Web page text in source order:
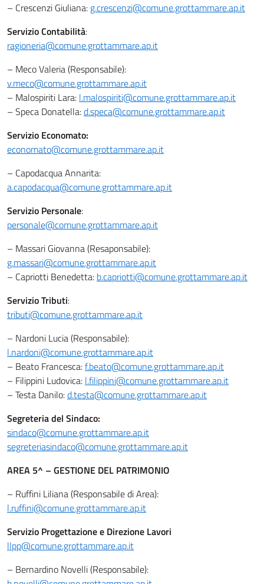
– Crescenzi Giuliana: g.crescenzi@comune.grottammare.ap.it
Servizio Contabilità:
ragioneria@comune.grottammare.ap.it
– Meco Valeria (Responsabile):
v.meco@comune.grottammare.ap.it
– Malospiriti Lara: l.malospiriti@comune.grottammare.ap.it
– Speca Donatella:d.speca@comune.grottammare.ap.it
Servizio Economato:
economato@comune.grottammare.ap.it
– Capodacqua Annarita:
a.capodacqua@comune.grottammare.ap.it
Servizio Personale:
personale@comune.grottammare.ap.it
– Massari Giovanna (Resaponsabile):
g.massari@comune.grottammare.ap.it
– Capriotti Benedetta: b.capriotti@comune.grottammare.ap.it
Servizio Tributi:
tributi@comune.grottammare.ap.it
– Nardoni Lucia (Responsabile):
l.nardoni@comune.grottammare.ap.it
– Beato Francesca:f.beato@comune.grottammare.ap.it
– Filippini Ludovica: l.filippini@comune.grottammare.ap.it
– Testa Danilo:d.testa@comune.grottammare.ap.it
Segreteria del Sindaco:
sindaco@comune.grottammare.ap.it
segreteriasindaco@comune.grottammare.ap.it
AREA 5^ – GESTIONE DEL PATRIMONIO
– Ruffini Liliana (Responsabile di Area):
l.ruffini@comune.grottammare.ap.it
Servizio Progettazione e Direzione Lavori
llpp@comune.grottammare.ap.it
– Bernardino Novelli (Responsabile):